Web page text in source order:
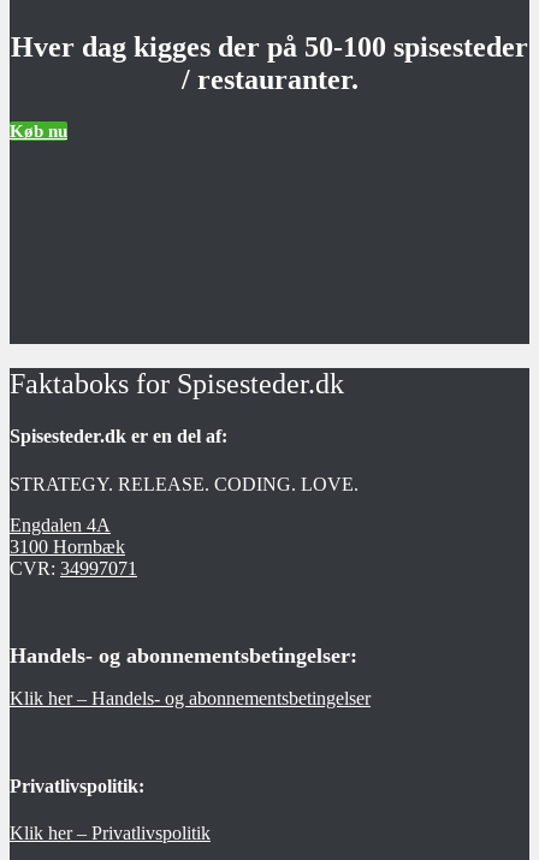
Hver dag kigges der på 50-100 spisesteder
/ restauranter.
Køb nu
Faktaboks for Spisesteder.dk
Spisesteder.dk er en del af:
STRATEGY. RELEASE. CODING. LOVE.
Engdalen 4A
3100 Hornbæk
CVR: 34997071
Handels- og abonnementsbetingelser:
Klik her – Handels- og abonnementsbetingelser
Privatlivspolitik:
Klik her – Privatlivspolitik